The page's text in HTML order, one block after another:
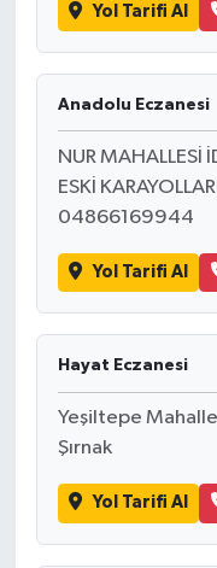
Yol Tarifi Al
Anadolu Eczanesi
NUR MAHALLESİ
ESKİ
04866169944
Yol Tarifi Al
Hayat Eczanesi
Yeşiltepe
Şırnak
Yol Tarifi Al